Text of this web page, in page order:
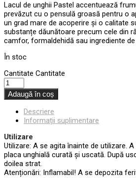
Lacul de unghii Pastel accentuează
prevăzut cu o pensulă groasă pentru o
un grad mare de acoperire și o calitate
substanțe dăunătoare precum cele din
camfor, formaldehidă sau ingrediente
În stoc
Cantitate Cantitate
Adaugă în coș
Descriere
Informații suplimentare
Utilizare
Utilizare: A se agita înainte de utilizare.
placa unghială curată și uscată. După
doilea strat.
Atenționări: Inflamabil! A se depozita